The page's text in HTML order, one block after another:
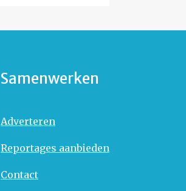
Samenwerken
Adverteren
Reportages aanbieden
Contact